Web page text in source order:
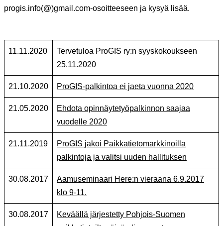
progis.info(@)gmail.com-osoitteeseen ja kysyä lisää.
11.11.2020
Tervetuloa ProGIS ry:n syyskokoukseen
25.11.2020
21.10.2020 ProGIS-palkintoa ei jaeta vuonna 2020
21.05.2020
Ehdota opinnäytetyöpalkinnon saajaa
vuodelle 2020
21.11.2019
ProGIS jakoi Paikkatietomarkkinoilla
palkintoja ja valitsi uuden hallituksen
30.08.2017
Aamuseminaari Here:n vieraana 6.9.2017
klo 9-11.
30.08.2017
Keväällä järjestetty Pohjois-Suomen